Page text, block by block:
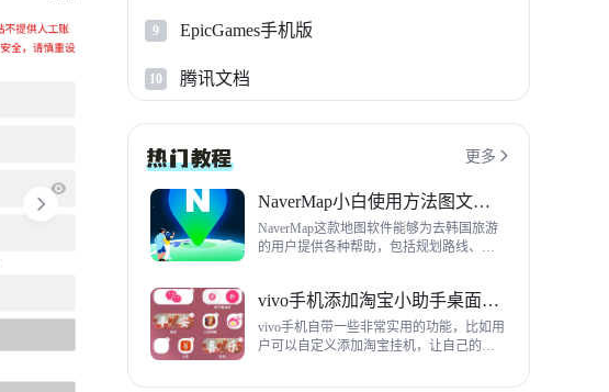
9 EpicGames手机版
10 腾讯文档
更多 
NaverMap小白使用方法图文教程
NaverMap这款地图软件能够为去韩国旅游
的用户提供各种帮助，包括规划路线、导
教程，希望对各位有帮助。
vivo手机添加淘宝小助手桌面挂件方法
vivo手机自带一些非常实用的功能，比如用
户可以自定义添加淘宝挂机，让自己的购
相当方便，下面为大家带来添加淘宝小助